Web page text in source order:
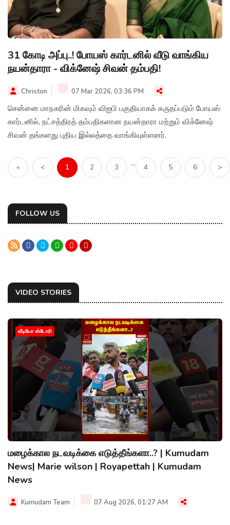
31 கோடி அப்பு..! போயஸ் கார்டனில் வீடு வாங்கிய
நயன்தாரா - விக்னேஷ் சிவன் தம்பதி!
Christon 07 Mar 2026, 03:36 PM
சென்னை மாநகரின் மிகவும் விஐபி பகுதியாகக் கருதப்படும் போயஸ்
கார்டனில், நட்சத்திரத் தம்பதிகளான நயன்தாரா மற்றும் விக்னேஷ்
சிவன் தங்களது புதிய இல்லத்தை வாங்கியுள்ளனர்.
« < 1 2 3 ... 4 5 6 >
FOLLOW US
VIDEO STORIES
வீடியோ ஸ்டோரி
மழைக்கால நடவடிக்கை எடுத்தீங்களா..? | Kumudam
News| Marie wilson | Royapettah | Kumudam
News
Kumudam Team 07 Aug 2026, 01:27 AM